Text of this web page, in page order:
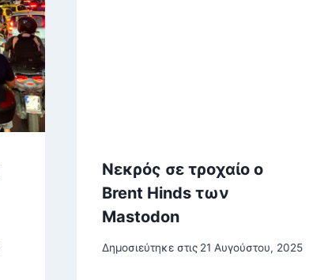
Νεκρός σε τροχαίο ο
Brent Hinds των
Mastodon
Δημοσιεύτηκε στις 21 Αυγούστου, 2025